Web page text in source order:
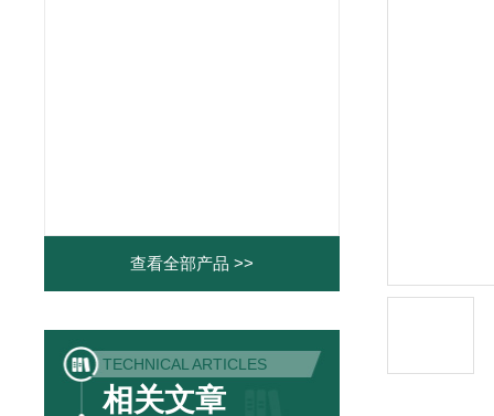
查看全部产品 >>
TECHNICAL ARTICLES
相关文章